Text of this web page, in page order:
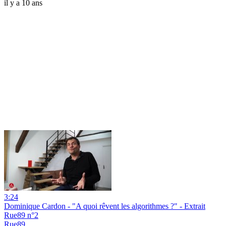
il y a 10 ans
3:24
Dominique Cardon - "A quoi rêvent les algorithmes ?" - Extrait
Rue89 n°2